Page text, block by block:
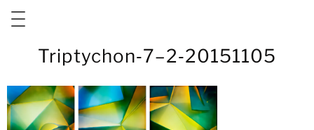
Triptychon‑7–2‑20151105